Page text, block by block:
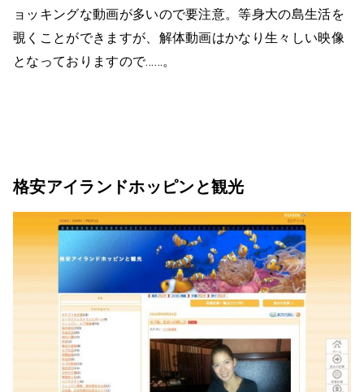
ョッキングな動画が多いので要注意。等身大の島生活を
覗くことができますが、解体動画はかなり生々しい映像
となっておりますので……。
格安アイランドホッピンと観光